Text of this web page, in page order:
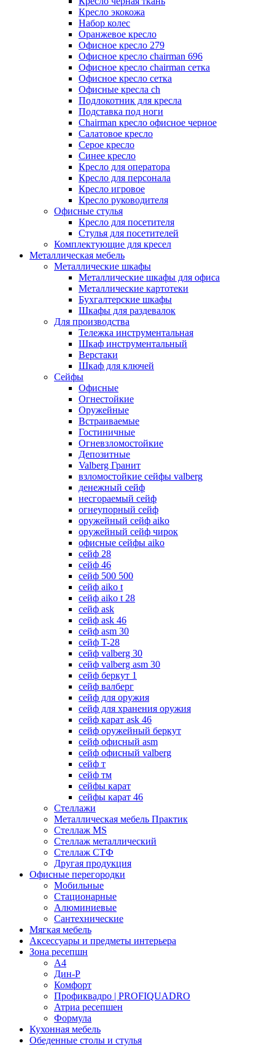
Кресло экокожа
Набор колес
Оранжевое кресло
Офисное кресло 279
Офисное кресло chairman 696
Офисное кресло chairman сетка
Офисное кресло сетка
Офисные кресла ch
Подлокотник для кресла
Подставка под ноги
Сhairman кресло офисное черное
Салатовое кресло
Серое кресло
Синее кресло
Кресло для оператора
Кресло для персонала
Кресло игровое
Кресло руководителя
Офисные стулья
Кресло для посетителя
Стулья для посетителей
Комплектующие для кресел
Металлическая мебель
Металлические шкафы
Металлические шкафы для офиса
Металлические картотеки
Бухгалтерские шкафы
Шкафы для раздевалок
Для производства
Тележка инструментальная
Шкаф инструментальный
Верстаки
Шкаф для ключей
Сейфы
Офисные
Огнестойкие
Оружейные
Встраиваемые
Гостиничные
Огневзломостойкие
Депозитные
Valberg Гранит
взломостойкие сейфы valberg
денежный сейф
несгораемый сейф
огнеупорный сейф
оружейный сейф aiko
оружейный сейф чирок
офисные сейфы aiko
сейф 28
сейф 46
сейф 500 500
сейф aiko t
сейф aiko t 28
сейф ask
сейф ask 46
сейф asm 30
сейф T-28
сейф valberg 30
сейф valberg asm 30
сейф беркут 1
сейф валберг
сейф для оружия
сейф для хранения оружия
сейф карат ask 46
сейф оружейный беркут
сейф офисный asm
сейф офисный valberg
сейф т
сейф тм
сейфы карат
сейфы карат 46
Стеллажи
Металлическая мебель Практик
Стеллаж MS
Стеллаж металлический
Стеллаж СТФ
Другая продукция
Офисные перегородки
Мобильные
Стационарные
Алюминиевые
Сантехнические
Мягкая мебель
Аксессуары и предметы интерьера
Зона ресепшн
А4
Дин-Р
Комфорт
Профиквадро | PROFIQUADRO
Атриа ресепшен
Формула
Кухонная мебель
Обеденные столы и стулья